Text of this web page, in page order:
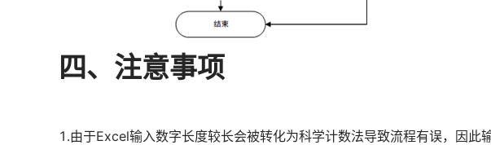
四、注意事项
1.由于Excel输入数字长度较长会被转化为科学计数法导致流程有误，因此